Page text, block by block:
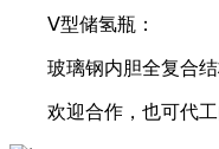
Ⅴ型储氢瓶：
玻璃钢内胆全复合结
欢迎合作，也可代工